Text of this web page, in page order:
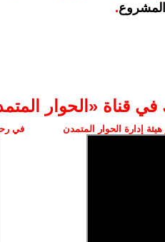
.
في قناة ‫«الحوار
إدارة الحوار المتمدن في